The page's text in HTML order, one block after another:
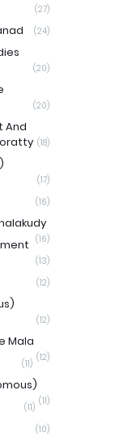
(27)
(24)
(20)
(20)
And
(18)
(17)
(16)
(16)
(13)
(12)
(12)
Mala
(12)
(11)
(11)
(11)
(10)